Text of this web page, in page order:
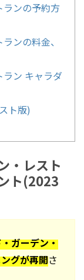
ンの予約方
ンの料金、
ン キャラダ
ト版)
・レスト
ト(2023
ガーデン・
グが再開さ